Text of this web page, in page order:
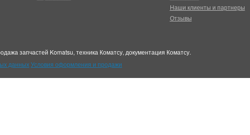
Наши клиенты и партнеры
Отзывы
запчастей Komatsu, техника Коматсу, документация Коматсу.
данныхУсловия оформления и продажи